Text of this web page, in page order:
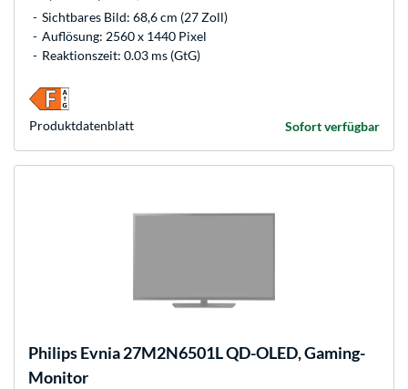
Sichtbares Bild: 68,6 cm (27 Zoll)
Auflösung: 2560 x 1440 Pixel
Reaktionszeit: 0.03 ms (GtG)
Sofort verfügbar
Produkt­datenblatt
PhilipsEvnia 27M2N6501L QD-OLED, Gaming-
Monitor